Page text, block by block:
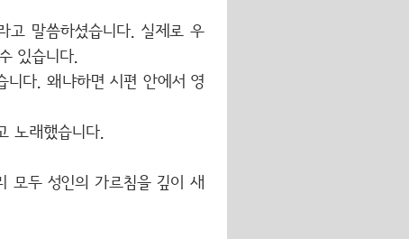
고 말씀하셨습니다. 실제로 우
있습니다.
니다. 왜냐하면 시편 안에서 영
노래했습니다.
모두 성인의 가르침을 깊이 새